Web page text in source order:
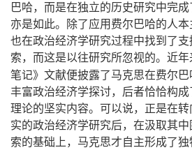
巴哈， 而是在独立的历史研究中完
亦是如此。 除了应用费尔巴哈的人
也在政治经济学研究过程中找到了
索， 而这是以往研究所忽视的。 近年
笔记》文献便披露了马克思在费尔
丰富政治经济学探讨， 后者恰恰构
理论的坚实内容。 可以说， 正是在
实的政治经济学研究后， 在汲取其
索的基础上， 马克思才自主形成了